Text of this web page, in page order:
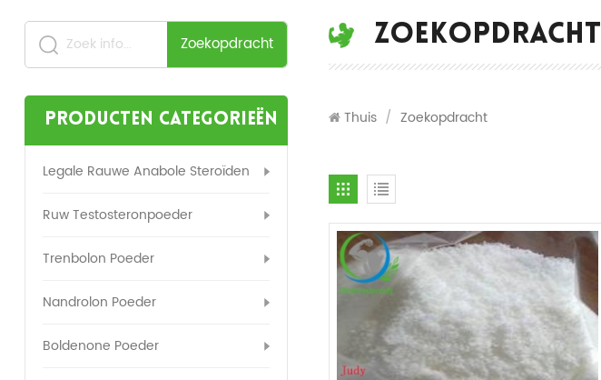
Zoekopdracht
Producten categorieën
Legale Rauwe Anabole Steroïden
Ruw Testosteronpoeder
Trenbolon Poeder
Nandrolon Poeder
Boldenone Poeder
ZOEKOPDRACHT
Thuis / Zoekopdracht